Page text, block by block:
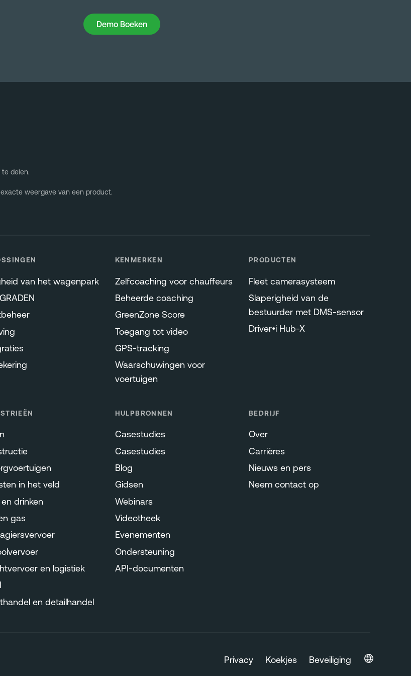
Demo Boeken
Demo Boeken
delen.
weergave van een product.
van het wagenpark
KENMERKEN
Zelfcoaching voor chauffeurs
Beheerde coaching
GreenZone Score
Toegang tot video
GPS-tracking
Waarschuwingen voor
voertuigen
PRODUCTEN
Fleet camerasysteem
Slaperigheid van de
bestuurder met DMS-sensor
Driver•i Hub-X
in het veld
drinken
gas
en logistiek
en detailhandel
HULPBRONNEN
Casestudies
Casestudies
Blog
Gidsen
Webinars
Videotheek
Evenementen
Ondersteuning
API-documenten
BEDRIJF
Over
Carrières
Nieuws en pers
Neem contact op
Privacy Koekjes Beveiliging